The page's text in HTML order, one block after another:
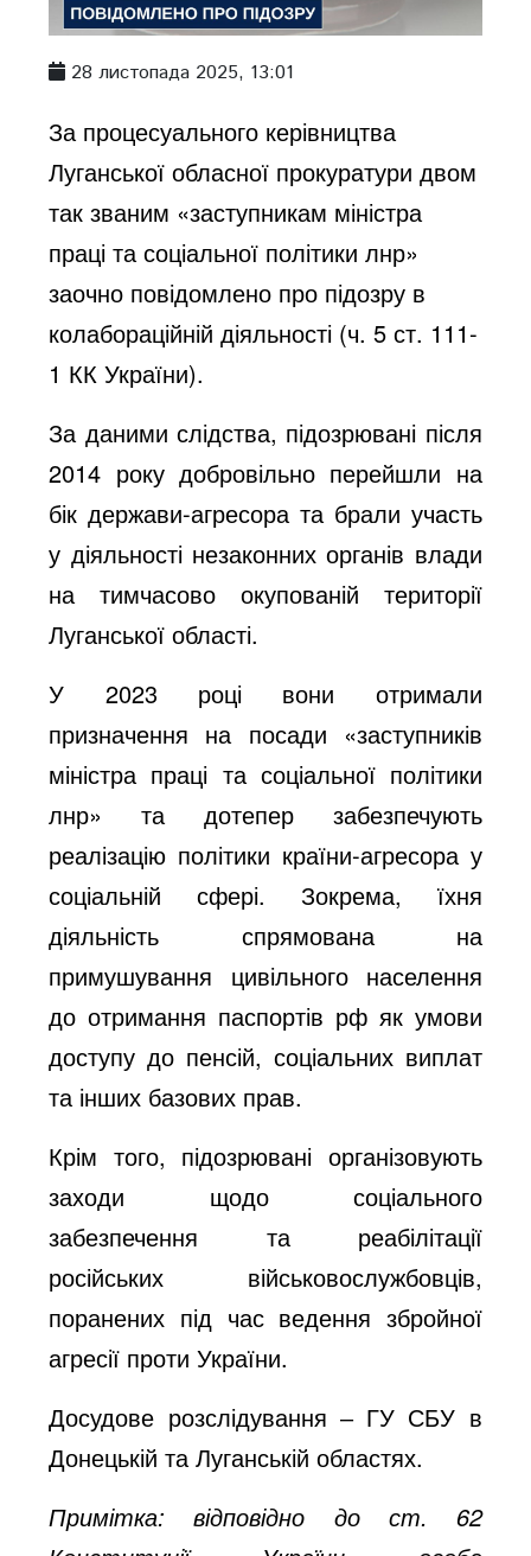
28 листопада 2025, 13:01
За процесуального керівництва
Луганської обласної прокуратури двом
так званим «заступникам міністра
праці та соціальної політики лнр»
заочно повідомлено про підозру в
колабораційній діяльності (ч. 5 ст. 111-
1 КК України).
За даними слідства, підозрювані після
2014 року добровільно перейшли на
бік держави-агресора та брали участь
у діяльності незаконних органів влади
на тимчасово окупованій території
Луганської області.
У 2023 році вони отримали
призначення на посади «заступників
міністра праці та соціальної політики
лнр» та дотепер забезпечують
реалізацію політики країни-агресора у
соціальній сфері. Зокрема, їхня
діяльність спрямована на
примушування цивільного населення
до отримання паспортів рф як умови
доступу до пенсій, соціальних виплат
та інших базових прав.
Крім того, підозрювані організовують
заходи щодо соціального
забезпечення та реабілітації
російських військовослужбовців,
поранених під час ведення збройної
агресії проти України.
Досудове розслідування ‒ ГУ СБУ в
Донецькій та Луганській областях.
Примітка: відповідно до ст. 62